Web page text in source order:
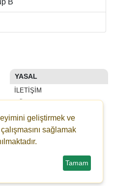
YASAL
İLETIŞIM
KÜNYE
YAYIN İLKELERI
KURALLAR
GIZLILIK
VERI POLITIKASI
geliştirmek ve
sağlamak
Tamam